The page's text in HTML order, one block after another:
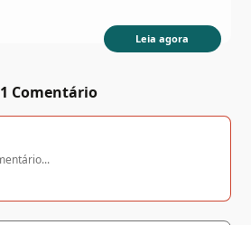
Leia agora
1 Comentário